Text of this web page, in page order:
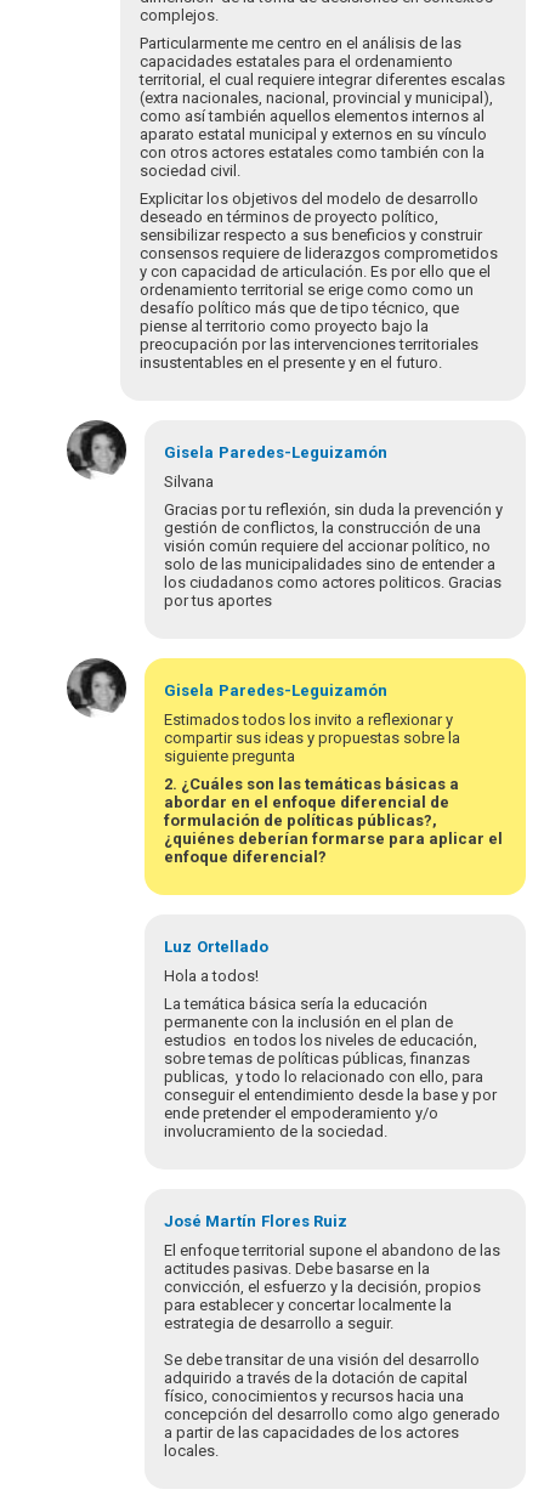
complejos.
Particularmente me centro en el análisis de las
capacidades estatales para el ordenamiento
territorial, el cual requiere integrar diferentes escalas
(extra nacionales, nacional, provincial y municipal),
como así también aquellos elementos internos al
aparato estatal municipal y externos en su vínculo
con otros actores estatales como también con la
sociedad civil.
Explicitar los objetivos del modelo de desarrollo
deseado en términos de proyecto político,
sensibilizar respecto a sus beneficios y construir
consensos requiere de liderazgos comprometidos
y con capacidad de articulación. Es por ello que el
ordenamiento territorial se erige como como un
desafío político más que de tipo técnico, que
piense al territorio como proyecto bajo la
preocupación por las intervenciones territoriales
insustentables en el presente y en el futuro.
Gisela Paredes-Leguizamón
Silvana
Gracias por tu reflexión, sin duda la prevención y
gestión de conflictos, la construcción de una
visión común requiere del accionar político, no
solo de las municipalidades sino de entender a
los ciudadanos como actores politicos. Gracias
por tus aportes
En
respuesta
a
estimados…
SilvinaPapagno
Gisela Paredes-Leguizamón
Estimados todos los invito a reflexionar y
compartir sus ideas y propuestas sobre la
siguiente pregunta
2. ¿Cuáles son las temáticas básicas a
abordar en el enfoque diferencial de
formulación de políticas públicas?,
¿quiénes deberían formarse para aplicar el
enfoque diferencial?
Luz Ortellado
Hola a todos!
La temática básica sería la educación
permanente con la inclusión en el plan de
estudios en todos los niveles de educación,
sobre temas de políticas públicas, finanzas
publicas, y todo lo relacionado con ello, para
conseguir el entendimiento desde la base y por
ende pretender el empoderamiento y/o
involucramiento de la sociedad.
José Martín Flores Ruiz
El enfoque territorial supone el abandono de las
actitudes pasivas. Debe basarse en la
convicción, el esfuerzo y la decisión, propios
para establecer y concertar localmente la
estrategia de desarrollo a seguir.
Se debe transitar de una visión del desarrollo
adquirido a través de la dotación de capital
físico, conocimientos y recursos hacia una
concepción del desarrollo como algo generado
a partir de las capacidades de los actores
locales.